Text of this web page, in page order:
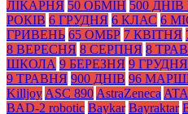
ЛІКАРНЯ 50 ОБМІН 500
РОКІВ 6 ГРУДНЯ 6 КЛАС 6
ГРИВЕНЬ 65 ОМБР 7 КВІТНЯ
8 ВЕРЕСНЯ 8 СЕРПНЯ 8
ШКОЛА 9 БЕРЕЗНЯ 9 ГРУДНЯ
9 ТРАВНЯ 900 ДНІВ 96
KilljoyASC 890AstraZeneca
BAD-2 robotic Baykar Bayraktar